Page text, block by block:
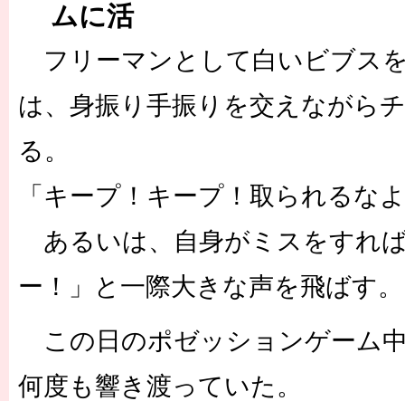
［3222号］史上最大のW杯開幕 注目は「個」
ムに活
フリーマンとして白いビブス
は、身振り手振りを交えながら
る。
「キープ！キープ！取られるな
あるいは、自身がミスをすれ
ー！」と一際大きな声を飛ばす。
この日のポゼッションゲーム
何度も響き渡っていた。